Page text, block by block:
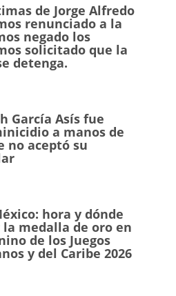
de Jorge Alfredo
renunciado a la
negado los
solicitado que la
detenga.
García Asís fue
a manos de
no aceptó su
hora y dónde
medalla de oro en
de los Juegos
y del Caribe 2026